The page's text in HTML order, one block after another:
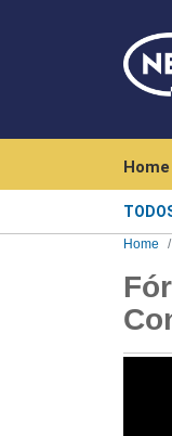
Home
Home